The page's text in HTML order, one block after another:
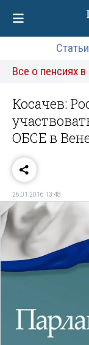
Статьи
Все о пенсиях
Косачев:
ОБСЕ в
26.01.2016 13:48